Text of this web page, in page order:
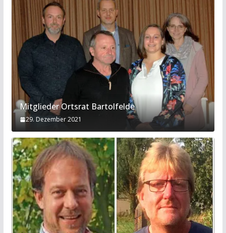
Mitglieder Ortsrat Bartolfelde
29. Dezember 2021